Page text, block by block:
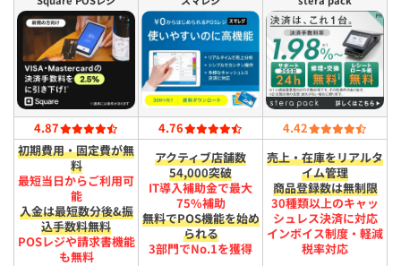
4.87 4.76
4.42
初期費用・固定費が無
料
最短​当日から​ご利用可
能
入金は​最短​数分後&振
込手数料無料
POSレジや請求書機能
も無料
アクティブ店舗数
54,000突破
IT導入補助金で最大
75%補助
無料でPOS機能を始め
られる
3部門でNo.1を獲得
売上・在庫をリアルタ
イム管理
商品登録数は無制限
30種類以上のキャッ
シュレス決済に対応
インボイス制度・軽減
税率対応